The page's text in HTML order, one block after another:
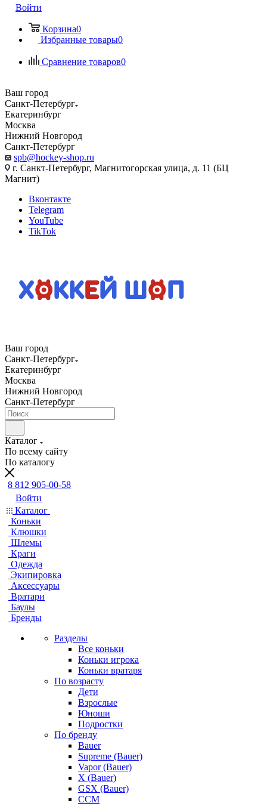
Войти
Корзина0
Избранные товары0
Сравнение товаров0
Ваш город
Санкт-Петербург
Екатеринбург
Москва
Нижний Новгород
Санкт-Петербург
spb@hockey-shop.ru
г. Санкт-Петербург, Магнитогорская улица, д. 11 (БЦ
Магнит)
Вконтакте
Telegram
YouTube
TikTok
Ваш город
Санкт-Петербург
Екатеринбург
Москва
Нижний Новгород
Санкт-Петербург
Каталог
По всему сайту
По каталогу
8 812 905-00-58
Войти
Каталог
Коньки
Клюшки
Шлемы
Краги
Одежда
Экипировка
Аксессуары
Вратари
Баулы
Бренды
Разделы
Все коньки
Коньки игрока
Коньки вратаря
По возрасту
Дети
Взрослые
Юноши
Подростки
По бренду
Bauer
Supreme (Bauer)
Vapor (Bauer)
X (Bauer)
GSX (Bauer)
CCM